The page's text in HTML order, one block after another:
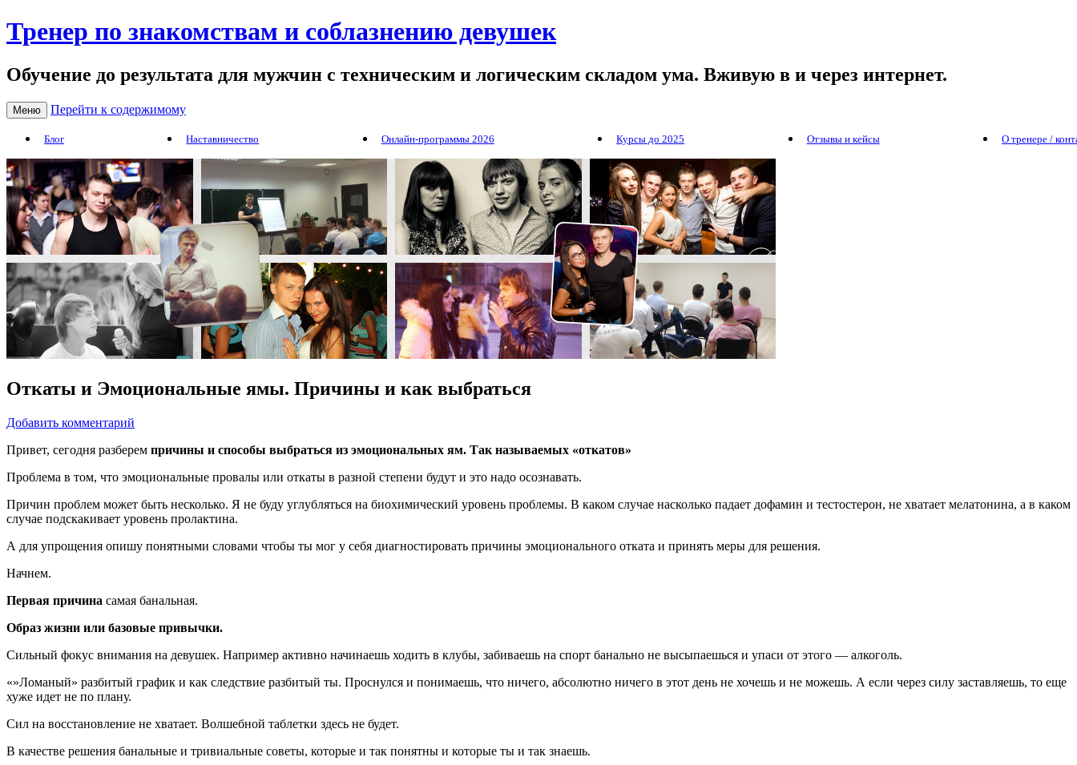
Тренер по знакомствам и соблазнению девушек
Обучение до результата для мужчин с техническим и логическим складом ума. Вживую в и через интернет.
Меню Перейти к содержимому
Блог Наставничество Онлайн-программы 2026 Курсы до 2025 Отзывы и кейсы О тренере /
Откаты и Эмоциональные ямы. Причины и как выбраться
Добавить комментарий
Привет, сегодня разберем причины и способы выбраться из эмоциональных ям. Так называемых «откатов»
Проблема в том, что эмоциональные провалы или откаты в разной степени будут и это надо осознавать.
Причин проблем может быть несколько. Я не буду углубляться на биохимический уровень проблемы. В каком случае насколько падает дофамин и тестостерон, не хватает мелатонина, а в каком
случае подскакивает уровень пролактина.
А для упрощения опишу понятными словами чтобы ты мог у себя диагностировать причины эмоционального отката и принять меры для решения.
Начнем.
Первая причина самая банальная.
Образ жизни или базовые привычки.
Сильный фокус внимания на девушек. Например активно начинаешь ходить в клубы, забиваешь на спорт банально не высыпаешься и упаси от этого — алкоголь.
«»Ломаный» разбитый график и как следствие разбитый ты. Проснулся и понимаешь, что ничего, абсолютно ничего в этот день не хочешь и не можешь. А если через силу заставляешь, то еще
хуже идет не по плану.
Сил на восстановление не хватает. Волшебной таблетки здесь не будет.
В качестве решения банальные и тривиальные советы, которые и так понятны и которые ты и так знаешь.